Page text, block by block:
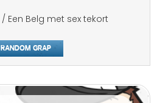
/ Een Belg met sex tekort
Random grap